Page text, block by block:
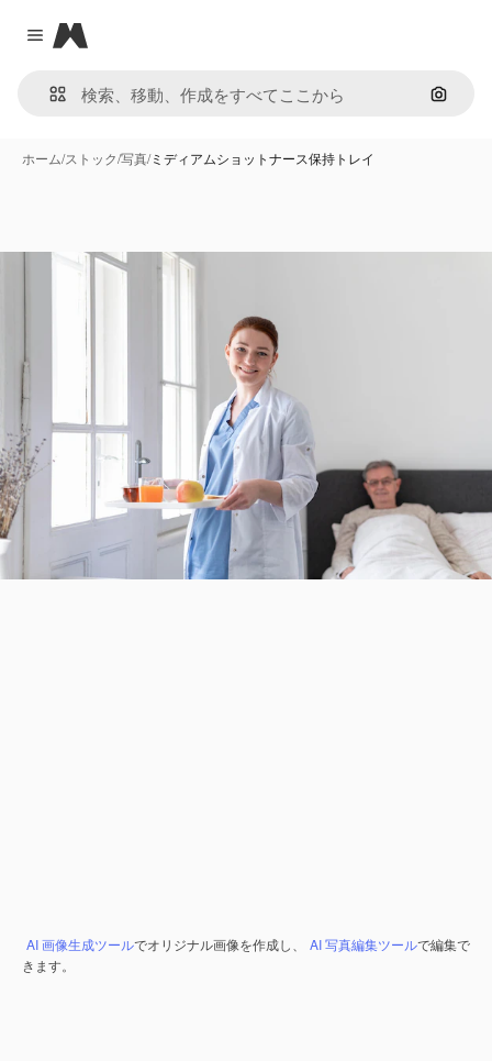
Close menu
Magnific
画像で
ホーム/ストック/写真/ミディアムショットナース保持トレイ
AI 画像生成ツールでオリジナル画像を作成し、 AI 写真編集ツールで編集で
きます。